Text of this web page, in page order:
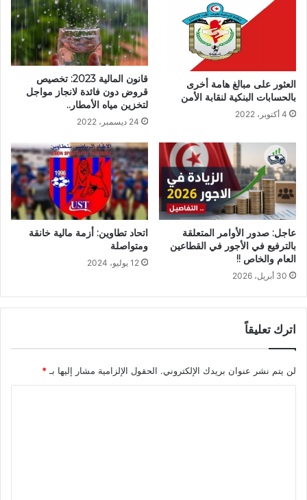
العثور على مبالغ هامة أخرى
بالحسابات البنكية لنقابة الأمن
4 أكتوبر، 2022
قانون المالية 2023: تخصيص
قروض دون فائدة لانجاز مواجل
لتخزين مياه الأمطار..
24 ديسمبر، 2022
عاجل: صدور الأوامر المتعلقة
بالترفيع في الأجور في القطاعين
العام والخاص !!
30 أبريل، 2026
اتحاد تطاوين: أزمة مالية خانقة
ومتواصلة
12 يوليو، 2024
اترك تعليقاً
لن يتم نشر عنوان بريدك الإلكتروني. الحقول الإلزامية مشار إليها بـ *